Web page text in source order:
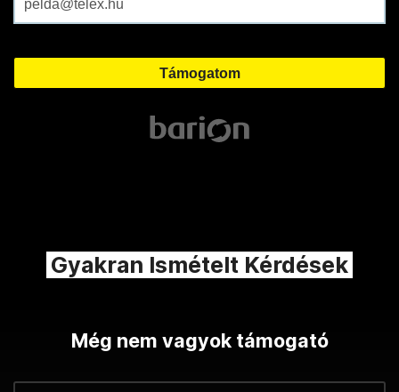
Gyakran Ismételt Kérdések
Még nem vagyok támogató